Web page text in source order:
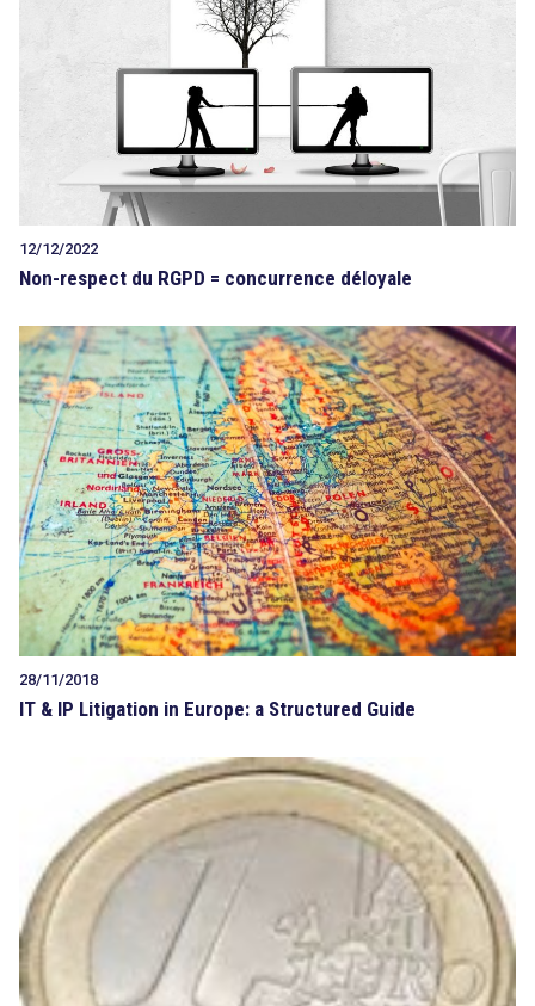
Tout sur le droit de l'innovation
Rechercher
12/12/2022
Non-respect du RGPD = concurrence déloyale
28/11/2018
IT & IP Litigation in Europe: a Structured Guide